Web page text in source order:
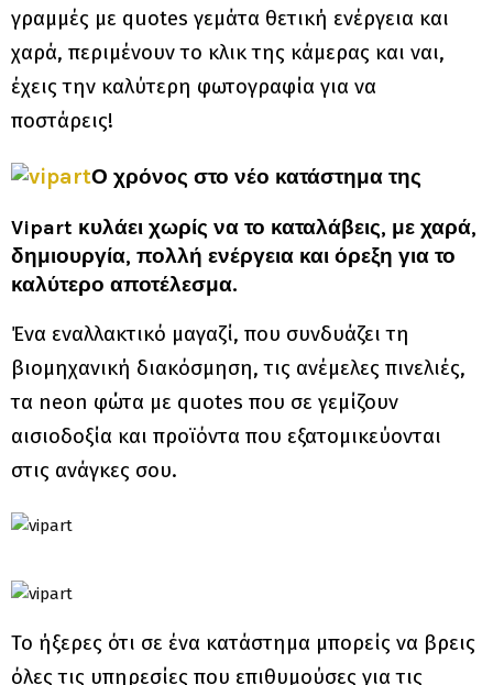
γραμμές με quotes γεμάτα θετική ενέργεια και
χαρά, περιμένουν το κλικ της κάμερας και ναι,
έχεις την καλύτερη φωτογραφία για να
ποστάρεις!
Ο χρόνος στο νέο κατάστημα της
Vipart κυλάει χωρίς να το καταλάβεις, με χαρά,
δημιουργία, πολλή ενέργεια και όρεξη για το
καλύτερο αποτέλεσμα.
Ένα εναλλακτικό μαγαζί, που συνδυάζει τη
βιομηχανική διακόσμηση, τις ανέμελες πινελιές,
τα neon φώτα με quotes που σε γεμίζουν
αισιοδοξία και προϊόντα που εξατομικεύονται
στις ανάγκες σου.
Το ήξερες ότι σε ένα κατάστημα μπορείς να βρεις
όλες τις υπηρεσίες που επιθυμούσες για τις